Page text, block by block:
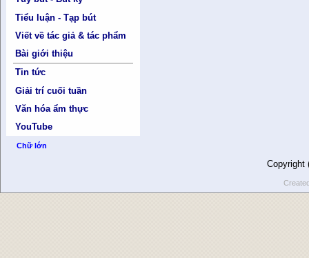
Tiểu luận - Tạp bút
Viết về tác giả & tác phẩm
Bài giới thiệu
Tin tức
Giải trí cuối tuần
Văn hóa ẩm thực
YouTube
Chữ lớn
Copyright